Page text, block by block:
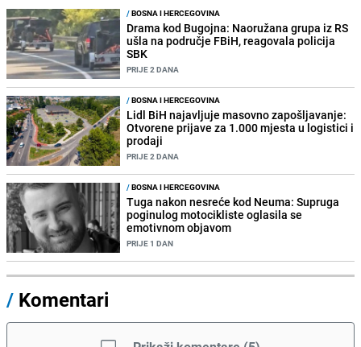
/BOSNA I HERCEGOVINA
Drama kod Bugojna: Naoružana grupa iz RS
ušla na područje FBiH, reagovala policija
SBK
PRIJE 2 DANA
/BOSNA I HERCEGOVINA
Lidl BiH najavljuje masovno zapošljavanje:
Otvorene prijave za 1.000 mjesta u logistici i
prodaji
PRIJE 2 DANA
/BOSNA I HERCEGOVINA
Tuga nakon nesreće kod Neuma: Supruga
poginulog motocikliste oglasila se
emotivnom objavom
PRIJE 1 DAN
/ Komentari